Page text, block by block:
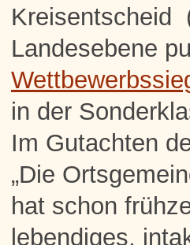
Kreisentscheid
Landesebene
in der
Im Gutachten
„Die
hat schon
lebendiges,